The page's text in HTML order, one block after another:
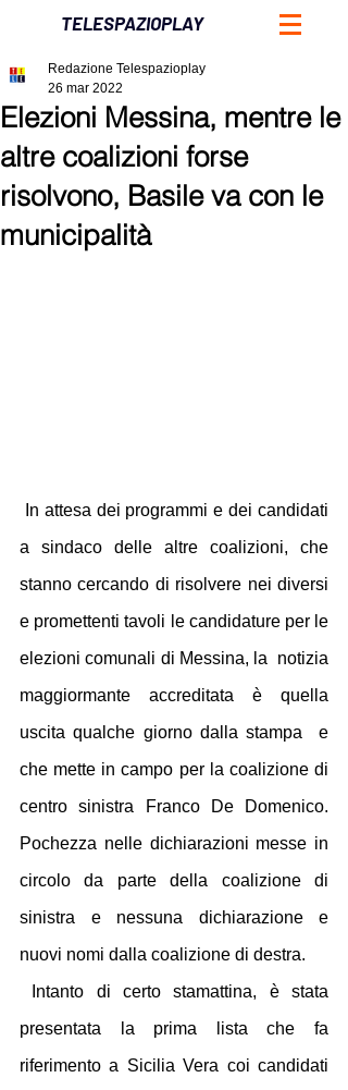
TELESPAZIOPLAY
Elezioni Messina, mentre le
altre coalizioni forse
risolvono, Basile va con le
municipalità
Redazione Telespazioplay
26 mar 2022
a sindaco delle altre coalizioni, che
stanno cercando di risolvere nei diversi
e promettenti tavoli le candidature per le
elezioni comunali di Messina, la  notizia
maggiormante accreditata è quella
uscita qualche giorno dalla stampa  e
che mette in campo per la coalizione di
centro sinistra Franco De Domenico.
Pochezza nelle dichiarazioni messe in
circolo da parte della coalizione di
sinistra e nessuna dichiarazione e
nuovi nomi dalla coalizione di destra.
presentata la prima lista che fa
riferimento a Sicilia Vera coi candidati